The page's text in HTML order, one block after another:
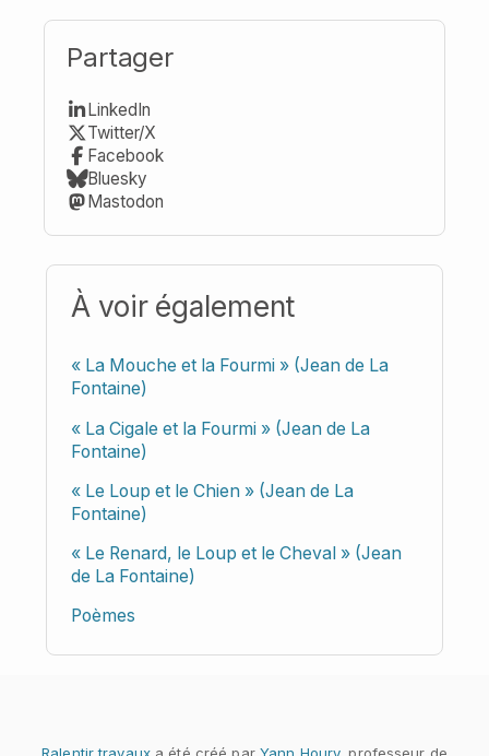
Partager
LinkedIn
Twitter/X
Facebook
Bluesky
Mastodon
À voir également
« La Mouche et la Fourmi » (Jean de La
Fontaine)
« La Cigale et la Fourmi » (Jean de La
Fontaine)
« Le Loup et le Chien » (Jean de La
Fontaine)
« Le Renard, le Loup et le Cheval » (Jean
de La Fontaine)
Poèmes
Ralentir travauxa été créé par Yann Houry, professeur de